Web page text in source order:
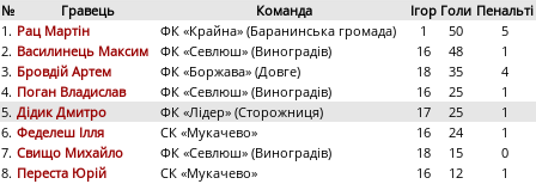
№ Гравець Команда Ігор Голи Пенальті
1. Рац Мартін ФК «Крайна» (Баранинська громада) 1 50
5
2. Василинець Максим ФК «Севлюш» (Виноградів) 16 48
1
3. Бровдій Артем ФК «Боржава» (Довге) 18 35
4
4. Поган Владислав ФК «Севлюш» (Виноградів) 16 25
1
5. Дідик Дмитро ФК «Лідер» (Сторожниця) 17 25
1
6. Феделеш Ілля СК «Мукачево» 16 24
1
7. Свищо Михайло ФК «Севлюш» (Виноградів) 18 15
0
8. Переста Юрій СК «Мукачево» 16 12 1